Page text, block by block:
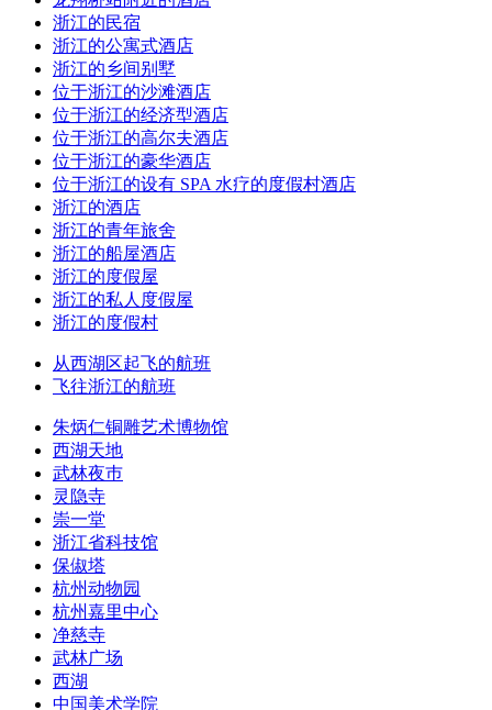
浙江的民宿
浙江的公寓式酒店
浙江的乡间别墅
位于浙江的沙滩酒店
位于浙江的经济型酒店
位于浙江的高尔夫酒店
位于浙江的豪华酒店
位于浙江的设有 SPA 水疗的度假村酒店
浙江的酒店
浙江的青年旅舍
浙江的船屋酒店
浙江的度假屋
浙江的私人度假屋
浙江的度假村
从西湖区起飞的航班
飞往浙江的航班
朱炳仁铜雕艺术博物馆
西湖天地
武林夜巿
灵隐寺
崇一堂
浙江省科技馆
保俶塔
杭州动物园
杭州嘉里中心
净慈寺
武林广场
西湖
中国美术学院